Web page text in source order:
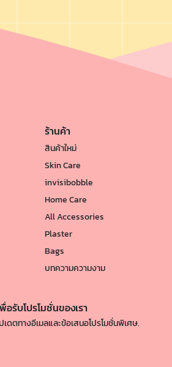
ร้านค้า
สินค้าใหม่
Skin Care
invisibobble
Home Care
All Accessories
Plaster
Bags
บทความความงาม
รับโปรโมชั่นของเรา
ดตทางอีเมลและข้อเสนอโปรโมชั่นพิเศษ.